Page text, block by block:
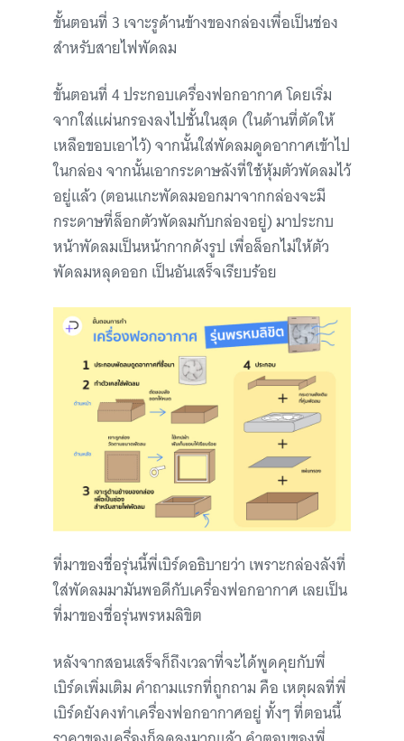
ขั้นตอนที่ 3 เจาะรูด้านข้างของกล่องเพื่อเป็นช่อง
สำหรับสายไฟพัดลม
ขั้นตอนที่ 4 ประกอบเครื่องฟอกอากาศ โดยเริ่ม
จากใส่แผ่นกรองลงไปชั้นในสุด (ในด้านที่ตัดให้
เหลือขอบเอาไว้) จากนั้นใส่พัดลมดูดอากาศเข้าไป
ในกล่อง จากนั้นเอากระดาษลังที่ใช้หุ้มตัวพัดลมไว้
อยู่แล้ว (ตอนแกะพัดลมออกมาจากกล่องจะมี
กระดาษที่ล็อกตัวพัดลมกับกล่องอยู่) มาประกบ
หน้าพัดลมเป็นหน้ากากดังรูป เพื่อล็อกไม่ให้ตัว
พัดลมหลุดออก เป็นอันเสร็จเรียบร้อย
ที่มาของชื่อรุ่นนี้พี่เบิร์ดอธิบายว่า เพราะกล่องลังที่
ใส่พัดลมมามันพอดีกับเครื่องฟอกอากาศ เลยเป็น
ที่มาของชื่อรุ่นพรหมลิขิต
หลังจากสอนเสร็จก็ถึงเวลาที่จะได้พูดคุยกับพี่
เบิร์ดเพิ่มเติม คำถามแรกที่ถูกถาม คือ เหตุผลที่พี่
เบิร์ดยังคงทำเครื่องฟอกอากาศอยู่ ทั้งๆ ที่ตอนนี้